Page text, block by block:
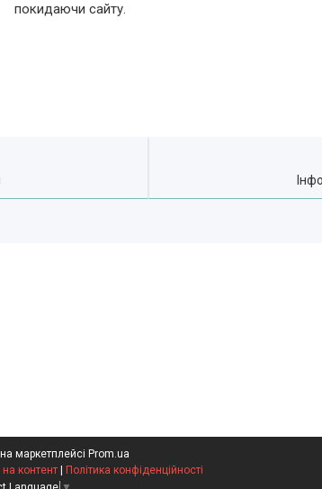
покидаючи сайту.
маркетплейсі Prom.ua
контент
Політика конфіденційності